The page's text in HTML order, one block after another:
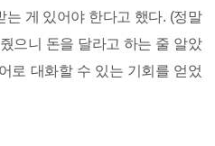
는 게 있어야 한다고 했다. (정말
으니 돈을 달라고 하는 줄 알았
로 대화할 수 있는 기회를 얻었